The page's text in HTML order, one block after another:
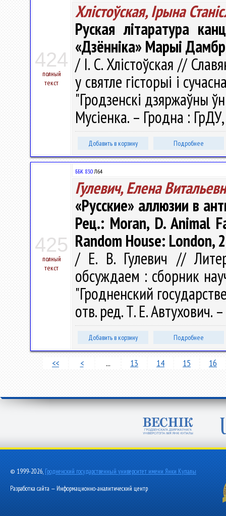
424
полный
текст
Хлістоўская, Ірына
Руская літаратура
«Дзённіка» Марыі
/ І. С. Хлістоўская //
у святле гісторыі і
"Гродзенскі дзяржаўны
Мусіенка. – Гродна :
Добавить в корзину Подробнее
425
полный
текст
ББК 83.0Л64
Гулевич, Елена
«Русские» аллюзии в
Рец.: Moran, D. Animal
Random House: London,
/ Е. В. Гулевич //
обсуждаем : сборник
"Гродненский
отв. ред. Т. Е.
Добавить в корзину Подробнее
<< < ... 13 14 15 16
© 1999-2026, Гродненский государственный университет имени Янки Купалы
Разработка сайта — Информационно-аналитический центр